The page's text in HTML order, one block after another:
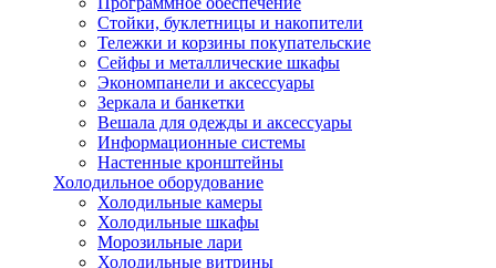
Стойки, буклетницы и накопители
Тележки и корзины покупательские
Сейфы и металлические шкафы
Экономпанели и аксессуары
Зеркала и банкетки
Вешала для одежды и аксессуары
Информационные системы
Настенные кронштейны
Холодильное оборудование
Холодильные камеры
Холодильные шкафы
Морозильные лари
Холодильные витрины